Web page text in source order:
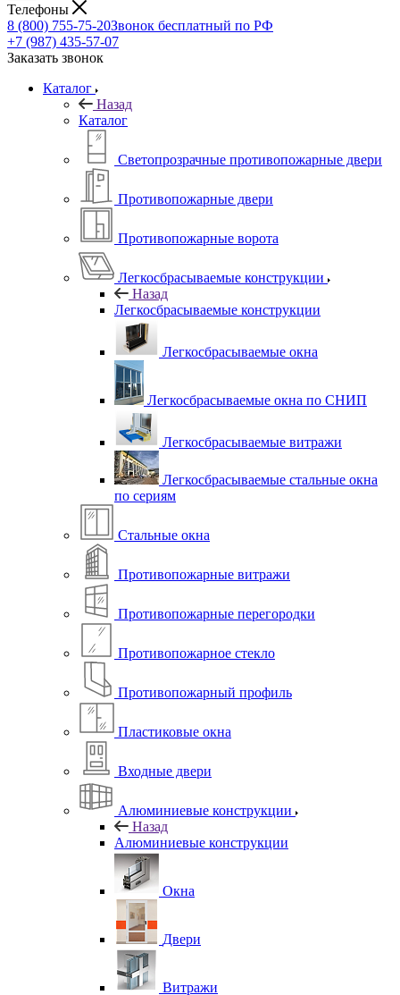
Телефоны
8 (800) 755-75-20Звонок бесплатный по РФ
+7 (987) 435-57-07
Заказать звонок
Каталог
Назад
Каталог
Светопрозрачные противопожарные двери
Противопожарные двери
Противопожарные ворота
Легкосбрасываемые конструкции
Назад
Легкосбрасываемые конструкции
Легкосбрасываемые окна
Легкосбрасываемые окна по СНИП
Легкосбрасываемые витражи
Легкосбрасываемые стальные окна
по сериям
Стальные окна
Противопожарные витражи
Противопожарные перегородки
Противопожарное стекло
Противопожарный профиль
Пластиковые окна
Входные двери
Алюминиевые конструкции
Назад
Алюминиевые конструкции
Окна
Двери
Витражи